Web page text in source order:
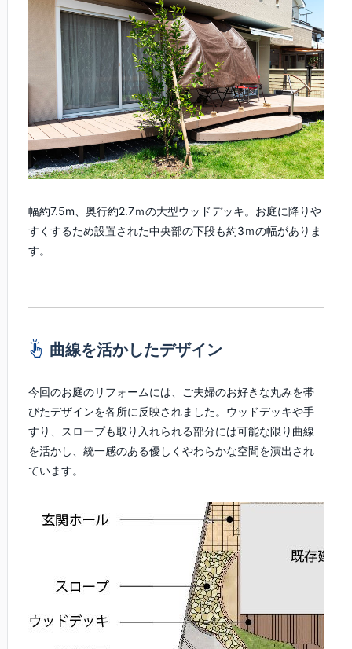
幅約7.5m、奥行約2.7ｍの大型ウッドデッキ。お庭に降りや
すくするため設置された中央部の下段も約3ｍの幅がありま
す。
曲線を活かしたデザイン
今回のお庭のリフォームには、ご夫婦のお好きな丸みを帯
びたデザインを各所に反映されました。ウッドデッキや手
すり、スロープも取り入れられる部分には可能な限り曲線
を活かし、統一感のある優しくやわらかな空間を演出され
ています。